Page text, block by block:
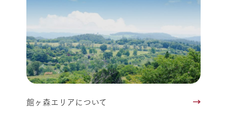
館ヶ森エリアについて